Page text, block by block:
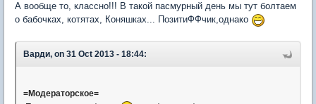
А вообще то, классно!!! В такой пасмурный день мы тут болтаем
о бабочках, котятах, Коняшках... ПозитиФФчик,однако
Варди, on 31 Oct 2013 - 18:44:
=Модераторское=